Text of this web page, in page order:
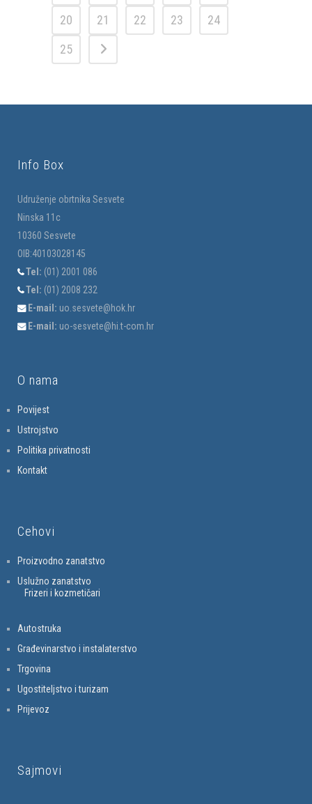
20
21 22 23
24
25
Info Box
Udruženje obrtnika Sesvete
Ninska 11c
10360 Sesvete
OIB:40103028145
Tel: (01) 2001 086
Tel: (01) 2008 232
E-mail: uo.sesvete@hok.hr
E-mail: uo-sesvete@hi.t-com.hr
O nama
Povijest
Ustrojstvo
Politika privatnosti
Kontakt
Cehovi
Proizvodno zanatstvo
Uslužno zanatstvo
Frizeri i kozmetičari
Autostruka
Građevinarstvo i instalaterstvo
Trgovina
Ugostiteljstvo i turizam
Prijevoz
Sajmovi